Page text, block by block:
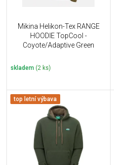
Mikina Helikon-Tex RANGE
HOODIE TopCool -
Coyote/Adaptive Green
skladem (2 ks)
top letní výbava